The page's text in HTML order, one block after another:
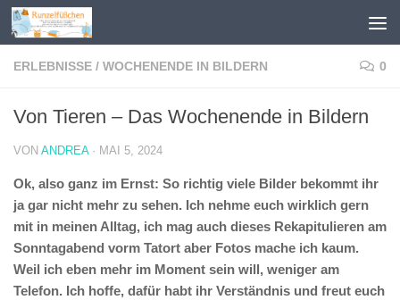
Zum Inhalt springen
ERLEBNISSE / WOCHENENDE IN BILDERN 0
Von Tieren – Das Wochenende in Bildern
VON ANDREA · MAI 5, 2024
Ok, also ganz im Ernst: So richtig viele Bilder bekommt ihr
ja gar nicht mehr zu sehen. Ich nehme euch wirklich gern
mit in meinen Alltag, ich mag auch dieses Rekapitulieren am
Sonntagabend vorm Tatort aber Fotos mache ich kaum.
Weil ich eben mehr im Moment sein will, weniger am
Telefon. Ich hoffe, dafür habt ihr Verständnis und freut euch